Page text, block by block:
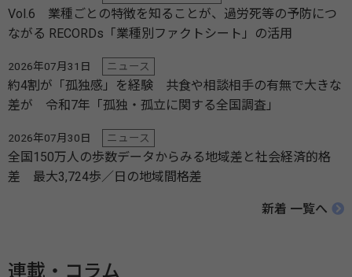
Vol.6 業種ごとの特徴を知ることが、過労死等の予防につ
ながる RECORDs「業種別ファクトシート」の活用
2026年07月31日 ニュース
約4割が「孤独感」を経験 共食や相談相手の有無で大きな
差が 令和7年「孤独・孤立に関する全国調査」
2026年07月30日 ニュース
全国150万人の歩数データからみる地域差と社会経済的格
差 最大3,724歩／日の地域間格差
新着 一覧へ
連載・コラム